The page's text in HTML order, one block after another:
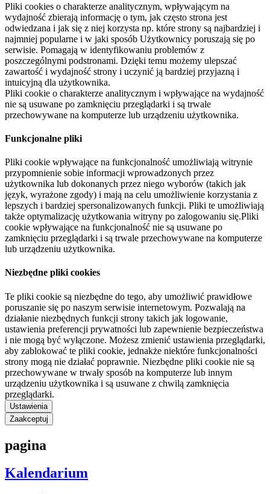
Pliki cookies o charakterze analitycznym, wpływającym na
wydajność zbierają informację o tym, jak często strona jest
odwiedzana i jak się z niej korzysta np. które strony są najbardziej i
najmniej popularne i w jaki sposób Użytkownicy poruszają się po
serwisie. Pomagają w identyfikowaniu problemów z
poszczególnymi podstronami. Dzięki temu możemy ulepszać
zawartość i wydajność strony i uczynić ją bardziej przyjazną i
intuicyjną dla użytkownika.
Pliki cookie o charakterze analitycznym i wpływające na wydajność
nie są usuwane po zamknięciu przeglądarki i są trwale
przechowywane na komputerze lub urządzeniu użytkownika.
Funkcjonalne pliki
Pliki cookie wpływające na funkcjonalność umożliwiają witrynie
przypomnienie sobie informacji wprowadzonych przez
użytkownika lub dokonanych przez niego wyborów (takich jak
język, wyrażone zgody) i mają na celu umożliwienie korzystania z
lepszych i bardziej spersonalizowanych funkcji. Pliki te umożliwiają
także optymalizację użytkowania witryny po zalogowaniu się.Pliki
cookie wpływające na funkcjonalność nie są usuwane po
zamknięciu przeglądarki i są trwale przechowywane na komputerze
lub urządzeniu użytkownika.
Niezbędne pliki cookies
Te pliki cookie są niezbędne do tego, aby umożliwić prawidłowe
poruszanie się po naszym serwisie internetowym. Pozwalają na
działanie niezbędnych funkcji strony takich jak logowanie,
ustawienia preferencji prywatności lub zapewnienie bezpieczeństwa
i nie mogą być wyłączone. Możesz zmienić ustawienia przeglądarki,
aby zablokować te pliki cookie, jednakże niektóre funkcjonalności
strony mogą nie działać poprawnie. Niezbędne pliki cookie nie są
przechowywane w trwały sposób na komputerze lub innym
urządzeniu użytkownika i są usuwane z chwilą zamknięcia
przeglądarki.
Ustawienia
Zaakceptuj
pagina
Kalendarium